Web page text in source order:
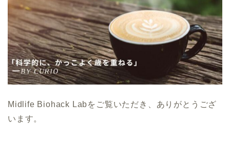
Midlife Biohack Labをご覧いただき、ありがとうござ
います。